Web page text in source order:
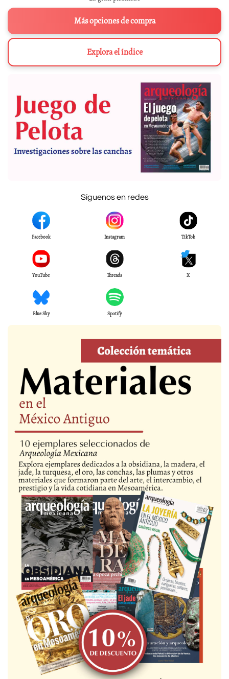
Más opciones de compra
Explora el índice
Síguenos en redes
Facebook Instagram TikTok
YouTube Threads X
Blue Sky Spotify